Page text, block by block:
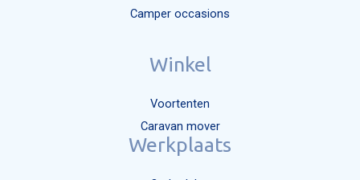
Camper occasions
Winkel
Voortenten
Caravan mover
Werkplaats